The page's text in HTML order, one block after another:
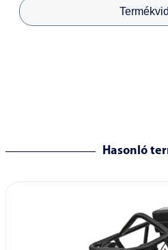
Hasonló